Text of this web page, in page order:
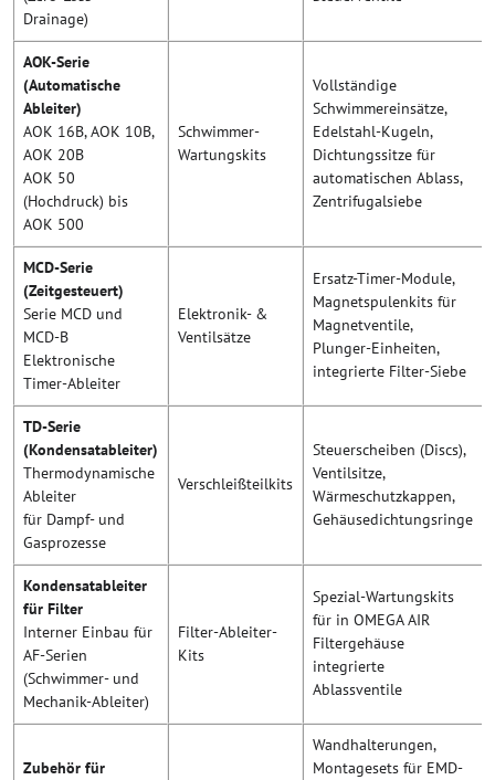
Drainage)
AOK-Serie
(Automatische
Ableiter)
AOK 16B, AOK 10B,
AOK 20B
AOK 50
(Hochdruck) bis
AOK 500
Schwimmer-
Wartungskits
Vollständige
Schwimmereinsätze,
Edelstahl-Kugeln,
Dichtungssitze für
automatischen Ablass,
Zentrifugalsiebe
MCD-Serie
(Zeitgesteuert)
Serie MCD und
MCD-B
Elektronische
Timer-Ableiter
Elektronik- &
Ventilsätze
Ersatz-Timer-Module,
Magnetspulenkits für
Magnetventile,
Plunger-Einheiten,
integrierte Filter-Siebe
TD-Serie
(Kondensatableiter)
Thermodynamische
Ableiter
für Dampf- und
Gasprozesse
Verschleißteilkits
Steuerscheiben (Discs),
Ventilsitze,
Wärmeschutzkappen,
Gehäusedichtungsringe
Kondensatableiter
für Filter
Interner Einbau für
AF-Serien
(Schwimmer- und
Mechanik-Ableiter)
Filter-Ableiter-
Kits
Spezial-Wartungskits
für in OMEGA AIR
Filtergehäuse
integrierte
Ablassventile
Zubehör für
Wandhalterungen,
Montagesets für EMD-